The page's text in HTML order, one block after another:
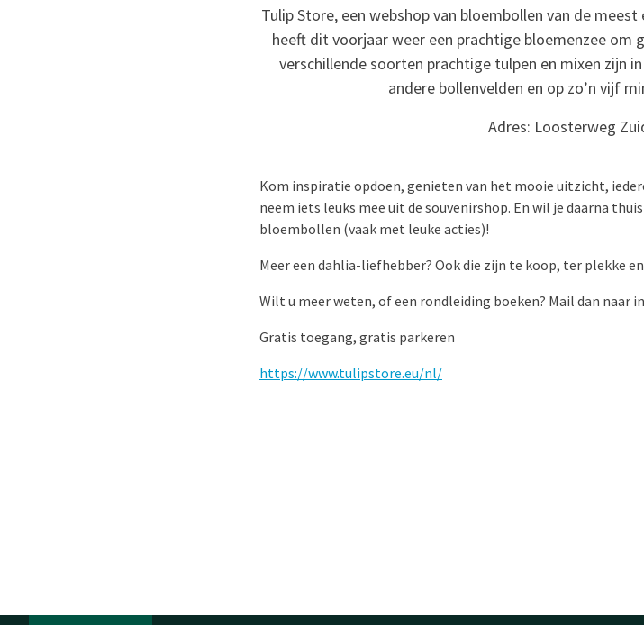
Tulip Store, een webshop van bloembollen van de
heeft dit voorjaar weer een prachtige bloemenzee
verschillende soorten prachtige tulpen en mixen zijn
andere bollenvelden en op zo’n vijf
Adres: Loosterweg
Kom inspiratie opdoen, genieten van het mooie uitzicht,
neem iets leuks mee uit de souvenirshop. En wil je daarna
bloembollen (vaak met leuke acties)!
Meer een dahlia-liefhebber? Ook die zijn te koop, ter plekke
Wilt u meer weten, of een rondleiding boeken? Mail dan naar
Gratis toegang, gratis parkeren
https://www.tulipstore.eu/nl/